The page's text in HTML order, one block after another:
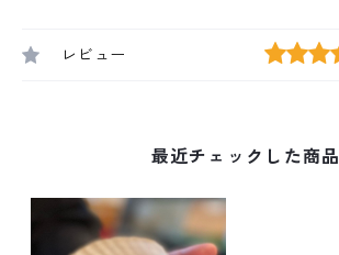
レビュー
最近チェックした商品